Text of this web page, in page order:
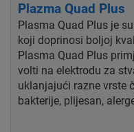
Plazma Quad Plus
Plasma Quad Plus je
koji doprinosi boljoj
Plasma Quad Plus
volti na elektrodu za
uklanjajući razne vrste
bakterije, plijesan,